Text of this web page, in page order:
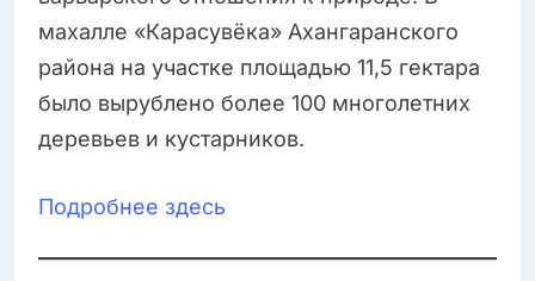
махалле «Карасувёка» Ахангаранского
района на участке площадью 11,5 гектара
было вырублено более 100 многолетних
деревьев и кустарников.
Подробнее здесь